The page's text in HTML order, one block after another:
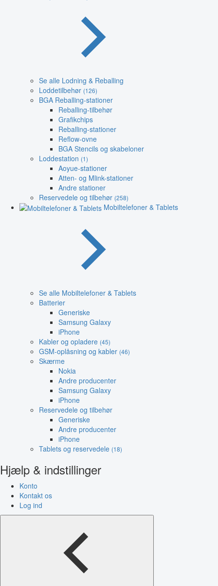
Se alle Lodning & Reballing
Loddetilbehør (126)
BGA Reballing-stationer
Reballing-tilbehør
Grafikchips
Reballing-stationer
Reflow-ovne
BGA Stencils og skabeloner
Loddestation (1)
Aoyue-stationer
Atten- og Mlink-stationer
Andre stationer
Reservedele og tilbehør (258)
Mobiltelefoner & Tablets
Se alle Mobiltelefoner & Tablets
Batterier
Generiske
Samsung Galaxy
iPhone
Kabler og opladere (45)
GSM-oplåsning og kabler (46)
Skærme
Nokia
Andre producenter
Samsung Galaxy
iPhone
Reservedele og tilbehør
Generiske
Andre producenter
iPhone
Tablets og reservedele (18)
Hjælp & indstillinger
Konto
Kontakt os
Log ind